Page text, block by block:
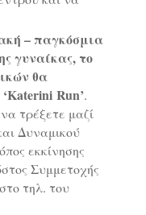
– παγκόσμια
γυναίκας, το
θα
Katerini Run’.
τρέξετε μαζί
Δυναμικού
εκκίνησης
Συμμετοχής
τηλ. του